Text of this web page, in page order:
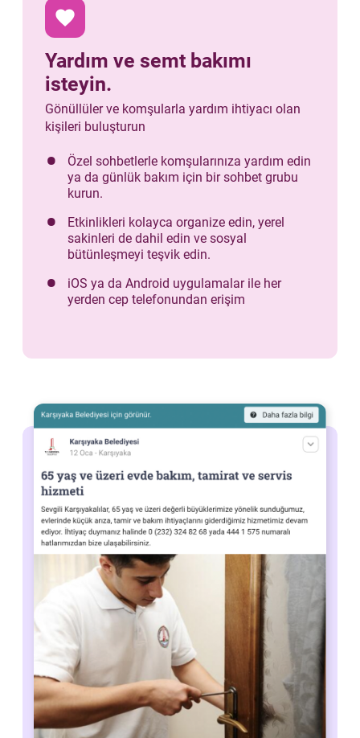
favorite
Yardım ve semt bakımı
isteyin.
Gönüllüler ve komşularla yardım ihtiyacı olan
kişileri buluşturun
Özel sohbetlerle komşularınıza yardım edin
ya da günlük bakım için bir sohbet grubu
kurun.
Etkinlikleri kolayca organize edin, yerel
sakinleri de dahil edin ve sosyal
bütünleşmeyi teşvik edin.
iOS ya da Android uygulamalar ile her
yerden cep telefonundan erişim